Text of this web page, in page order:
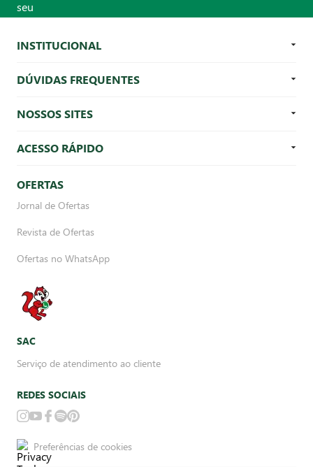
INSTITUCIONAL
DÚVIDAS FREQUENTES
NOSSOS SITES
ACESSO RÁPIDO
OFERTAS
Jornal de Ofertas
Revista de Ofertas
Ofertas no WhatsApp
SAC
Serviço de atendimento ao cliente
REDES SOCIAIS
Preferências de cookies